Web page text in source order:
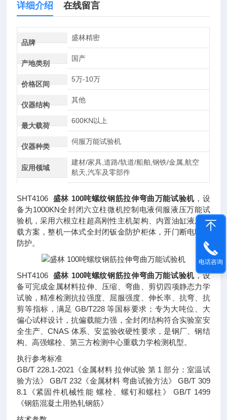
详细介绍 在线留言
品牌
盛林精密
产地类别
国产
价格区间
5万-10万
仪器结构
其他
最大载荷
600KN以上
仪器种类
伺服万能试验机
应用领域
建材/家具,道路/轨道/船舶,钢铁/金属,航空
航天,汽车及零部件
SHT4106 盛林 100吨螺纹钢筋拉伸弯曲万能试验机，设
备为1000KN全封闭六立柱微机控制电液伺服液压万能试
验机，采用六根立柱超高刚性主机架构、内置油缸液压加
载方案，整机一体式全封闭钣金防护柜体，开门断电联锁
防护。
SHT4106 盛林 100吨螺纹钢筋拉伸弯曲万能试验机，设
备可完成金属材料拉伸、压缩、弯曲、剪切四项静态力学
试验，精准检测抗拉强度、屈服强度、伸长率、抗弯、抗
剪等指标，满足 GB/T228 等国标要求；专为大吨位、大
偏心试样设计，抗偏载能力强，全封闭结构符合实验室安
全生产、CNAS 体系、安监验收硬性要求，是钢厂、钢结
构、高强螺栓、第三方检测中心重载力学检测机型。
执行参考标准
GB/T 228.1-2021《金属材料 拉伸试验 第 1 部分：室温试
验方法》 GB/T 232《金属材料 弯曲试验方法》 GB/T 309
8.1《紧固件机械性能 螺栓、螺钉和螺柱》 GB/T 1499
《钢筋混凝土用热轧钢筋》
电话咨询